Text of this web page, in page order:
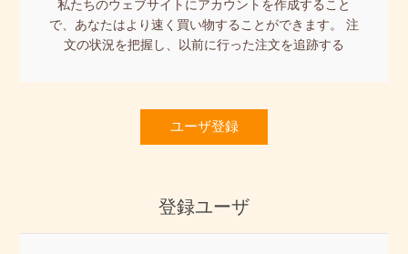
私たちのウェブサイトにアカウントを作成すること
で、あなたはより速く買い物することができます。 注
文の状況を把握し、以前に行った注文を追跡する
ユーザ登録
登録ユーザ